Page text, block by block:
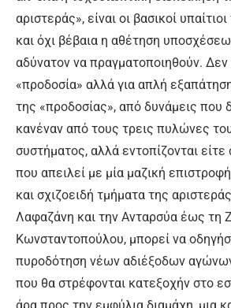
αριστεράς», είναι οι βασικοί
και όχι βέβαια η αθέτηση
αδύνατον να πραγματοποιηθούν. Δεν
«προδοσία» αλλά για απλή
της «προδοσίας», από δυνάμεις που
κανέναν από τους τρεις πυλώνες
συστήματος, αλλά εντοπίζονται είτε
που απειλεί με μία μαζική
και σχιζοειδή τμήματα της
Λαφαζάνη και την Ανταρσύα έως τη
Κωνσταντοπούλου, μπορεί να
πυροδότηση νέων αδιέξοδων
που θα στρέφονται κατεξοχήν στο